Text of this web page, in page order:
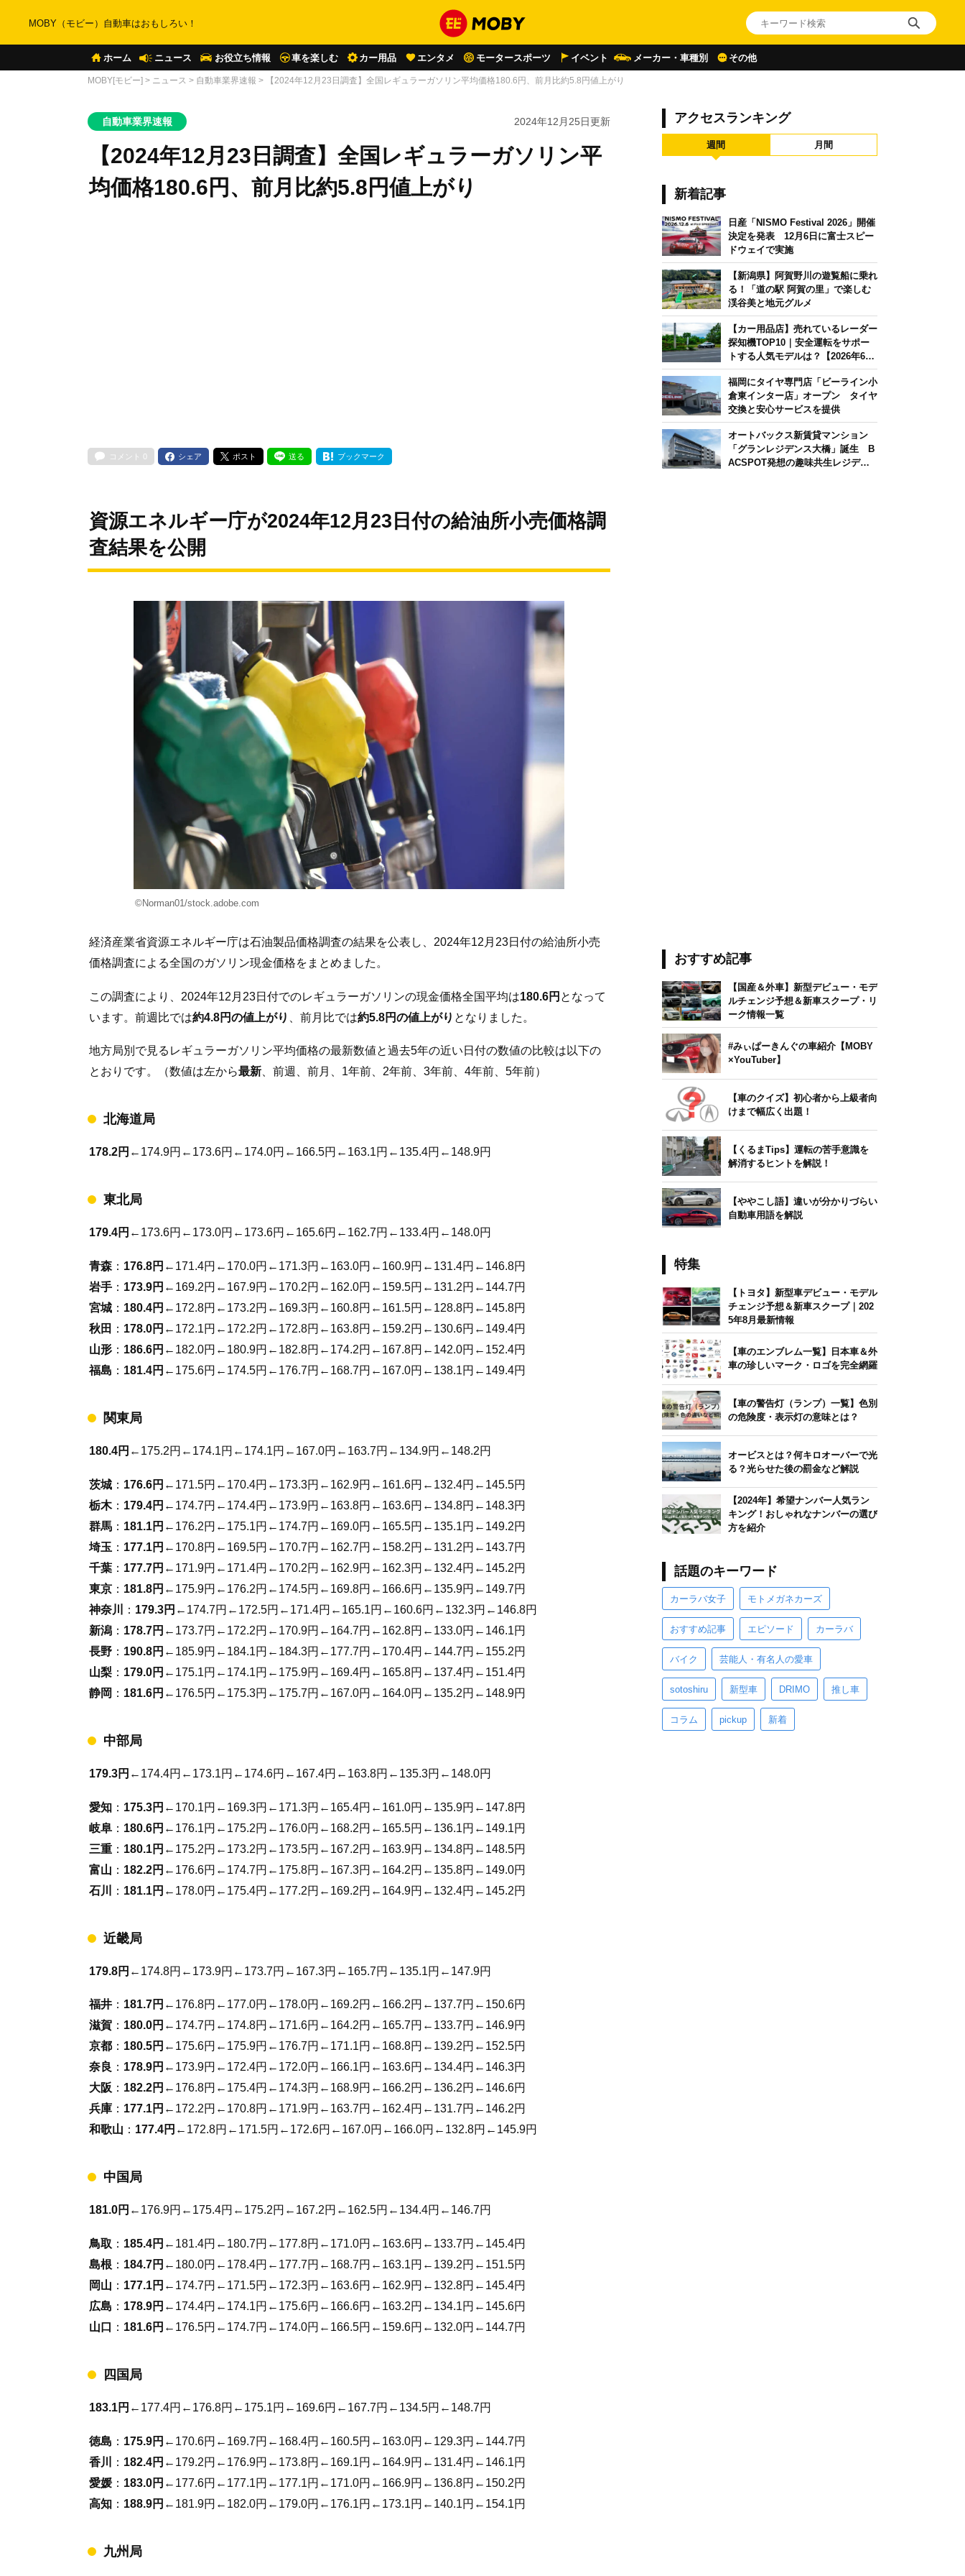
MOBY（モビー）自動車はおもしろい！
ホーム ニュース お役立ち情報 車を楽しむ カー用品 エンタメ モータースポーツ イベント メーカー・車種別 その他
MOBY[モビー] > ニュース > 自動車業界速報 > 【2024年12月23日調査】全国レギュラーガソリン平均価格180.6円、前月比約5.8円値上がり
自動車業界速報 2024年12月25日更新
【2024年12月23日調査】全国レギュラーガソリン平
均価格180.6円、前月比約5.8円値上がり
コメント 0 シェア ポスト 送る ブックマーク
資源エネルギー庁が2024年12月23日付の給油所小売価格調
査結果を公開
©Norman01/stock.adobe.com
経済産業省資源エネルギー庁は石油製品価格調査の結果を公表し、2024年12月23日付の給油所小売
価格調査による全国のガソリン現金価格をまとめました。
この調査により、2024年12月23日付でのレギュラーガソリンの現金価格全国平均は180.6円 となって
います。前週比では約4.8円の値上がり 、前月比では約5.8円の値上がり となりました。
地方局別で見るレギュラーガソリン平均価格の最新数値と過去5年の近い日付の数値の比較は以下の
とおりです。（数値は左から最新 、前週、前月、1年前、2年前、3年前、4年前、5年前）
北海道局
178.2円 ←174.9円←173.6円←174.0円←166.5円←163.1円←135.4円←148.9円
東北局
179.4円 ←173.6円←173.0円←173.6円←165.6円←162.7円←133.4円←148.0円
青森 ： 176.8円 ←171.4円←170.0円←171.3円←163.0円←160.9円←131.4円←146.8円
岩手 ： 173.9円 ←169.2円←167.9円←170.2円←162.0円←159.5円←131.2円←144.7円
宮城 ： 180.4円 ←172.8円←173.2円←169.3円←160.8円←161.5円←128.8円←145.8円
秋田 ： 178.0円 ←172.1円←172.2円←172.8円←163.8円←159.2円←130.6円←149.4円
山形 ： 186.6円 ←182.0円←180.9円←182.8円←174.2円←167.8円←142.0円←152.4円
福島 ： 181.4円 ←175.6円←174.5円←176.7円←168.7円←167.0円←138.1円←149.4円
関東局
180.4円 ←175.2円←174.1円←174.1円←167.0円←163.7円←134.9円←148.2円
茨城 ： 176.6円 ←171.5円←170.4円←173.3円←162.9円←161.6円←132.4円←145.5円
栃木： 179.4円 ←174.7円←174.4円←173.9円←163.8円←163.6円←134.8円←148.3円
群馬 ： 181.1円 ←176.2円←175.1円←174.7円←169.0円←165.5円←135.1円←149.2円
埼玉 ： 177.1円 ←170.8円←169.5円←170.7円←162.7円←158.2円←131.2円←143.7円
千葉 ： 177.7円 ←171.9円←171.4円←170.2円←162.9円←162.3円←132.4円←145.2円
東京 ： 181.8円 ←175.9円←176.2円←174.5円←169.8円←166.6円←135.9円←149.7円
神奈川
： 179.3円 ←174.7円←172.5円←171.4円←165.1円←160.6円←132.3円←146.8円
新潟 ： 178.7円 ←173.7円←172.2円←170.9円←164.7円←162.8円←133.0円←146.1円
長野 ： 190.8円 ←185.9円←184.1円←184.3円←177.7円←170.4円←144.7円←155.2円
山梨 ： 179.0円 ←175.1円←174.1円←175.9円←169.4円←165.8円←137.4円←151.4円
静岡 ： 181.6円 ←176.5円←175.3円←175.7円←167.0円←164.0円←135.2円←148.9円
中部局
179.3円 ←174.4円←173.1円←174.6円←167.4円←163.8円←135.3円←148.0円
愛知 ： 175.3円 ←170.1円←169.3円←171.3円←165.4円←161.0円←135.9円←147.8円
岐阜 ： 180.6円 ←176.1円←175.2円←176.0円←168.2円←165.5円←136.1円←149.1円
三重 ： 180.1円 ←175.2円←173.2円←173.5円←167.2円←163.9円←134.8円←148.5円
富山 ： 182.2円 ←176.6円←174.7円←175.8円←167.3円←164.2円←135.8円←149.0円
石川
： 181.1円 ←178.0円←175.4円←177.2円←169.2円←164.9円←132.4円←145.2円
近畿局
179.8円 ←174.8円←173.9円←173.7円←167.3円←165.7円←135.1円←147.9円
福井 ： 181.7円 ←176.8円←177.0円←178.0円←169.2円←166.2円←137.7円←150.6円
滋賀 ： 180.0円 ←174.7円←174.8円←171.6円←164.2円←165.7円←133.7円←146.9円
京都 ： 180.5円 ←175.6円←175.9円←176.7円←171.1円←168.8円←139.2円←152.5円
奈良 ： 178.9円 ←173.9円←172.4円←172.0円←166.1円←163.6円←134.4円←146.3円
大阪 ： 182.2円 ←176.8円←175.4円←174.3円←168.9円←166.2円←136.2円←146.6円
兵庫 ： 177.1円 ←172.2円←170.8円←171.9円←163.7円←162.4円←131.7円←146.2円
和歌山 ： 177.4円 ←172.8円←171.5円←172.6円←167.0円←166.0円←132.8円←145.9円
中国局
181.0円 ←176.9円←175.4円←175.2円←167.2円←162.5円←134.4円←146.7円
鳥取 ： 185.4円 ←181.4円←180.7円←177.8円←171.0円←163.6円←133.7円←145.4円
島根 ： 184.7円 ←180.0円←178.4円←177.7円←168.7円←163.1円←139.2円←151.5円
岡山 ： 177.1円 ←174.7円←171.5円←172.3円←163.6円←162.9円←132.8円←145.4円
広島 ： 178.9円 ←174.4円←174.1円←175.6円←166.6円←163.2円←134.1円←145.6円
山口 ： 181.6円 ←176.5円←174.7円←174.0円←166.5円←159.6円←132.0円←144.7円
四国局
183.1円 ←177.4円←176.8円←175.1円←169.6円←167.7円←134.5円←148.7円
徳島 ： 175.9円 ←170.6円←169.7円←168.4円←160.5円←163.0円←129.3円←144.7円
香川
： 182.4円 ←179.2円←176.9円←173.8円←169.1円←164.9円←131.4円←146.1円
愛媛 ： 183.0円 ←177.6円←177.1円←177.1円←171.0円←166.9円←136.8円←150.2円
高知 ： 188.9円 ←181.9円←182.0円←179.0円←176.1円←173.1円←140.1円←154.1円
九州局
アクセスランキング
週間 月間
新着記事
日産「NISMO Festival 2026」開催
決定を発表 12月6日に富士スピー
ドウェイで実施
【新潟県】阿賀野川の遊覧船に乗れ
る！「道の駅 阿賀の里」で楽しむ
渓谷美と地元グルメ
【カー用品店】売れているレーダー
探知機TOP10｜安全運転をサポー
トする人気モデルは？【2026年6月
版】
福岡にタイヤ専門店「ビーライン小
倉東インター店」オープン タイヤ
交換と安心サービスを提供
オートバックス新賃貸マンション
「グランレジデンス大橋」誕生 B
ACSPOT発想の趣味共生レジデン
おすすめ記事
【国産＆外車】新型デビュー・モデ
ルチェンジ予想＆新車スクープ・リ
ーク情報一覧
#みぃぱーきんぐの車紹介【MOBY
×YouTuber】
【車のクイズ】初心者から上級者向
けまで幅広く出題！
【くるまTips】運転の苦手意識を
解消するヒントを解説！
【ややこし語】違いが分かりづらい
自動車用語を解説
特集
【トヨタ】新型車デビュー・モデル
チェンジ予想＆新車スクープ｜202
5年8月最新情報
【車のエンブレム一覧】日本車＆外
車の珍しいマーク・ロゴを完全網羅
【車の警告灯（ランプ）一覧】色別
の危険度・表示灯の意味とは？
オービスとは？何キロオーバーで光
る？光らせた後の罰金など解説
【2024年】希望ナンバー人気ラン
キング！おしゃれなナンバーの選び
方を紹介
話題のキーワード
カーラバ女子 モトメガネカーズ
おすすめ記事 エピソード カーラバ
バイク 芸能人・有名人の愛車
sotoshiru 新型車 DRIMO 推し車
コラム pickup 新着